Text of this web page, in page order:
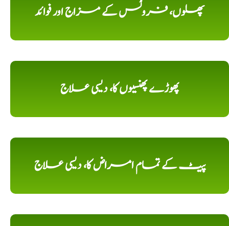
پھلوں، فروٹس کے مزاج اور فوائد
پھوڑے پھنسیوں کا، دیسی علاج
پیٹ کے تمام امراض کا، دیسی علاج